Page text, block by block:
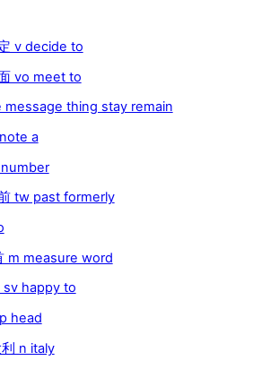
v decide to
vo meet to
message thing stay remain
a
number
tw past formerly
m measure word
sv happy to
head
利 n italy